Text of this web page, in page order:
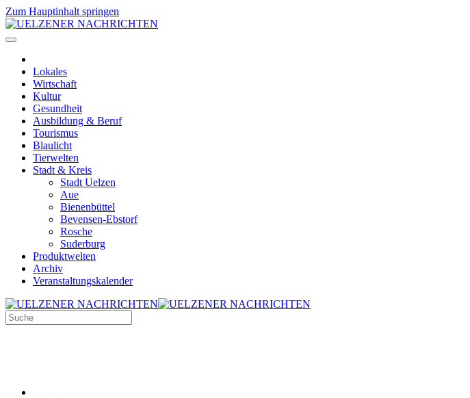
Zum Hauptinhalt springen
Lokales
Wirtschaft
Kultur
Gesundheit
Ausbildung & Beruf
Tourismus
Blaulicht
Tierwelten
Stadt & Kreis
Stadt Uelzen
Aue
Bienenbüttel
Bevensen-Ebstorf
Rosche
Suderburg
Produktwelten
Archiv
Veranstaltungskalender